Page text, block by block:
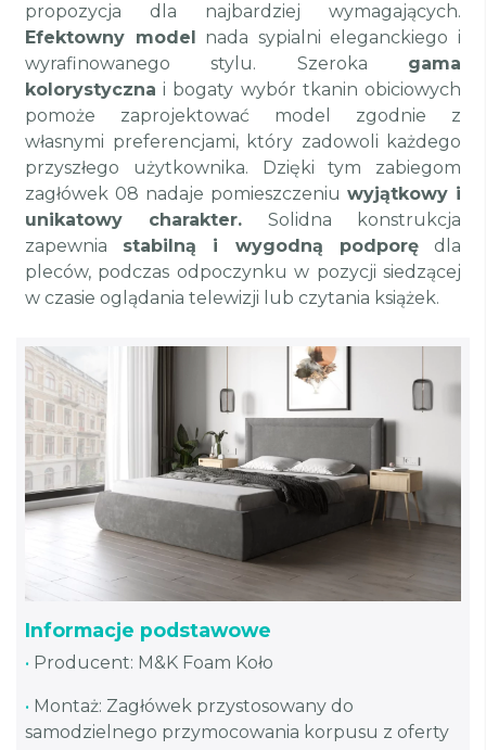
propozycja dla najbardziej wymagających.
Efektowny model
nada sypialni eleganckiego i
wyrafinowanego stylu. Szeroka gama
kolorystyczna i bogaty wybór tkanin obiciowych
pomoże zaprojektować model zgodnie z
własnymi preferencjami, który zadowoli każdego
przyszłego użytkownika. Dzięki tym zabiegom
zagłówek 08 nadaje pomieszczeniu wyjątkowy i
unikatowy charakter. Solidna konstrukcja
zapewnia stabilną i wygodną podporędla
pleców, podczas odpoczynku w pozycji siedzącej
w czasie oglądania telewizji lub czytania książek.
Informacje podstawowe
• Producent: M&K Foam Koło
• Montaż: Zagłówek przystosowany do
samodzielnego przymocowania korpusu z oferty